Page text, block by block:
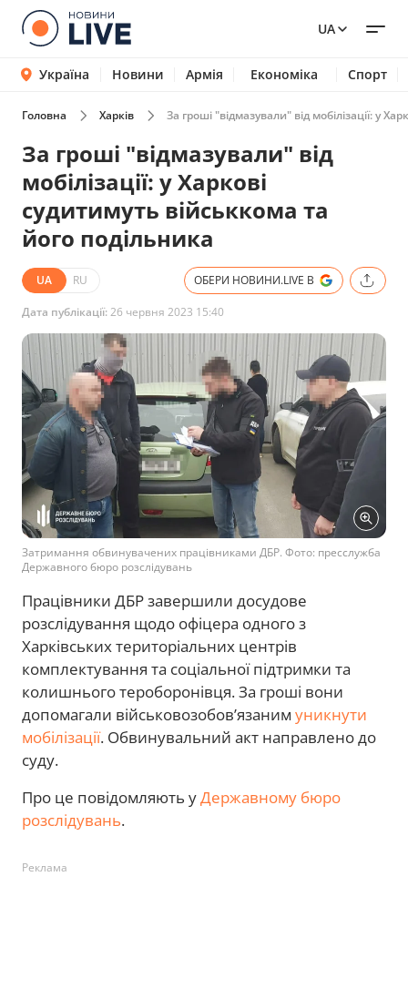
UA
Україна Новини Армія Економіка Спорт
Головна Харків За гроші "відмазували" від мобілізації: у
За гроші "відмазували" від
мобілізації: у Харкові
судитимуть військкома та
його подільника
UA RU ОБЕРИ НОВИНИ.LIVE В
Дата публікації:26 червня 2023 15:40
Затримання обвинувачених працівниками ДБР. Фото: пресслужба
Державного бюро розслідувань
Працівники ДБР завершили досудове
розслідування щодо офіцера одного з
Харківських територіальних центрів
комплектування та соціальної підтримки та
колишнього тероборонівця. За гроші вони
допомагали військовозобов’язаним уникнути
мобілізації. Обвинувальний акт направлено до
суду.
Про це повідомляють уДержавному бюро
розслідувань.
Реклама